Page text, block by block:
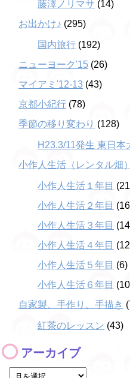
藤澤ノリマサ (14)
お出かけ♪ (295)
国内旅行 (192)
ニューヨーク'15 (26)
マイアミ'12-13 (43)
京都小紀行 (78)
季節の移り変わり (128)
H23.3/11発生 東日本
小作人生活（レンタル畑）
小作人生活１年目
小作人生活２年目
小作人生活３年目
小作人生活４年目
小作人生活５年目 (6)
小作人生活６年目
自家製、手作り、手描き
紅茶のレッスン (43)
アーカイブ